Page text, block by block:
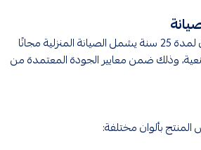
يأتي هذا المنتج مع ضمان لمدة 25 سنة يشمل الصيانة المنزلية مجانًا
وذلك ضمن معايير الجودة المعتمدة من
بألوان مختلفة: